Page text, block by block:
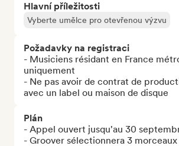
Hlavní příležitosti
Vyberte umělce pro otevřenou výzvu
Požadavky na registraci
- Musiciens résidant en France
uniquement
- Ne pas avoir de contrat de
avec un label ou maison de disque
Plán
- Appel ouvert jusqu'au 30
- Groover sélectionnera 3 morceaux